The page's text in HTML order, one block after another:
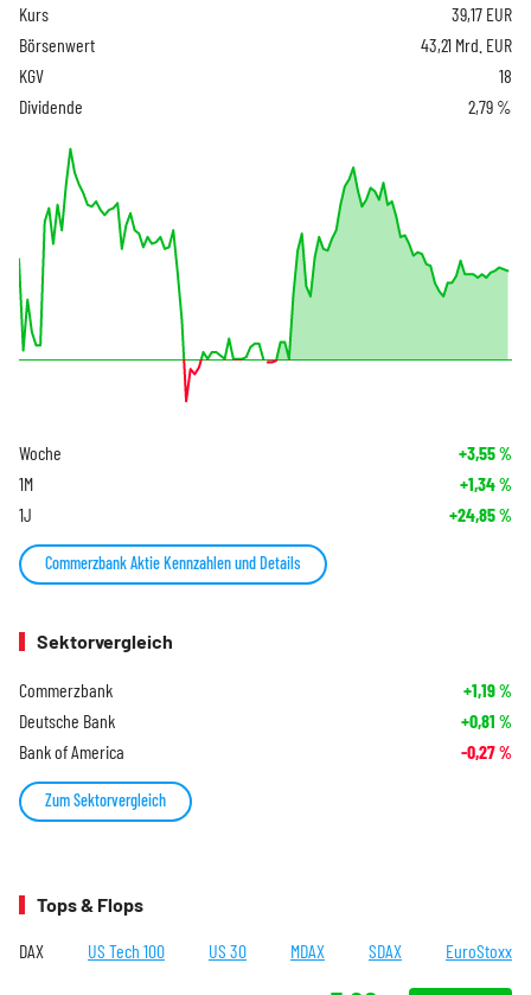
Kurs 39,17 EUR
Börsenwert
43,21 Mrd. EUR
KGV
18
Dividende
2,79 %
Woche +3,55%
1M +1,34%
1J +24,85%
Commerzbank Aktie Kennzahlen und Details
Sektorvergleich
Commerzbank +1,19%
Deutsche Bank +0,81 %
Bank of America -0,27%
Zum Sektorvergleich
Tops & Flops
DAX US Tech 100 US 30 MDAX SDAX EuroStoxx